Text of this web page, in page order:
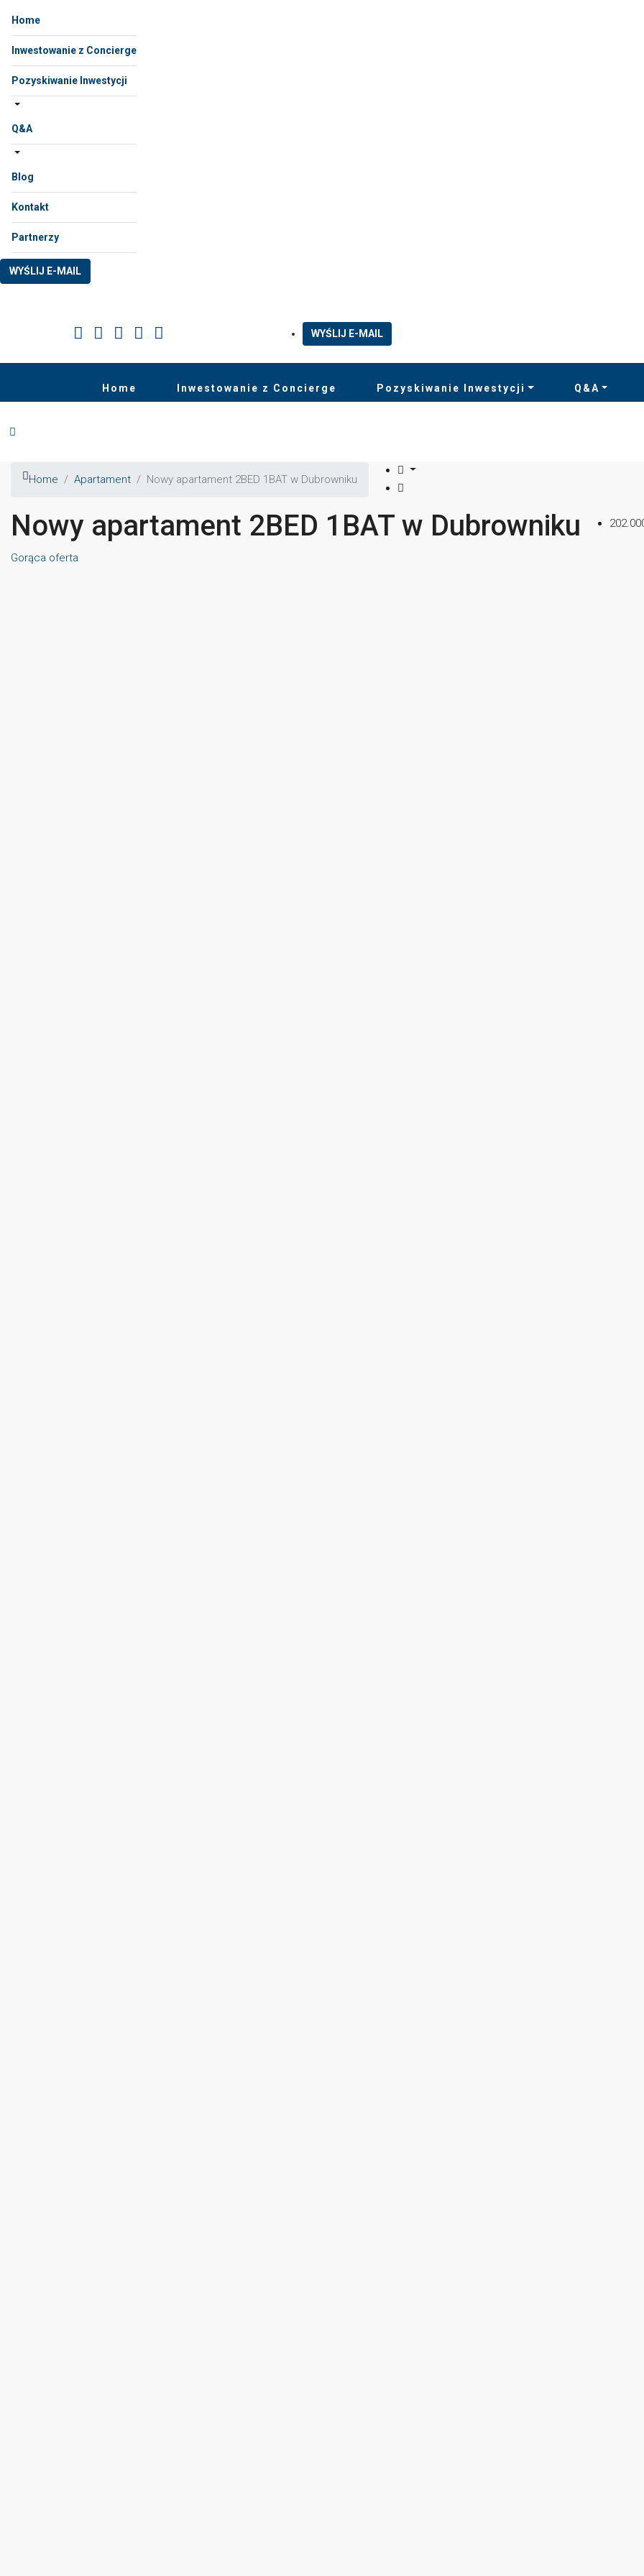
Home
Inwestowanie z Concierge
Pozyskiwanie Inwestycji
Q&A
Blog
Kontakt
Partnerzy
WYŚLIJ E-MAIL
WYŚLIJ E-MAIL
Home Inwestowanie z Concierge Pozyskiwanie Inwestycji Q&A
Home Apartament Nowy apartament 2BED 1BAT w Dubrowniku
Nowy apartament 2BED 1BAT w Dubrowniku
Gorąca oferta